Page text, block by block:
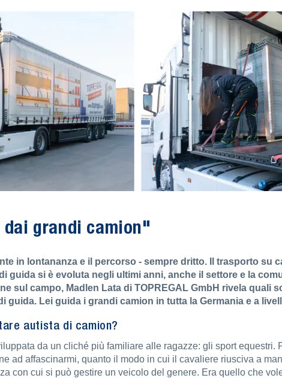
grandi camion"
in lontananza e il percorso - sempre dritto. Il trasporto
guida si è evoluta negli ultimi anni, anche il settore e la
sul campo, Madlen Lata di TOPREGAL GmbH rivela
guida. Lei guida i grandi camion in tutta la Germania e a
autista di camion?
da un cliché più familiare alle ragazze: gli sport
ad affascinarmi, quanto il modo in cui il cavaliere riusciva a
con cui si può gestire un veicolo del genere. Era quello che